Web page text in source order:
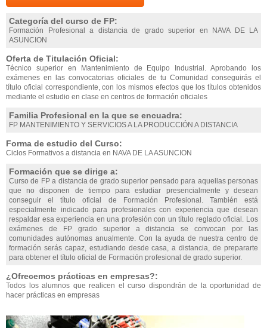
Categoría del curso de FP:
Formación Profesional a distancia de grado superior en NAVA DE LA
ASUNCION
Oferta de Titulación Oficial:
Técnico superior en Mantenimiento de Equipo Industrial. Aprobando los
exámenes en las convocatorias oficiales de tu Comunidad conseguirás el
título oficial correspondiente, con los mismos efectos que los títulos obtenidos
mediante el estudio en clase en centros de formación oficiales
Familia Profesional en la que se encuadra:
FP MANTENIMIENTO Y SERVICIOS A LA PRODUCCIÓN A DISTANCIA
Forma de estudio del Curso:
Ciclos Formativos a distancia en NAVA DE LA ASUNCION
Formación que se dirige a:
Curso de FP a distancia de grado superior pensado para aquellas personas
que no disponen de tiempo para estudiar presencialmente y desean
conseguir el título oficial de Formación Profesional. También está
especialmente indicado para profesionales con experiencia que desean
respaldar esa experiencia en una profesión con un título reglado oficial. Los
exámenes de FP grado superior a distancia se convocan por las
comunidades autónomas anualmente. Con la ayuda de nuestra centro de
formación serás capaz, estudiando desde casa, a distancia, de prepararte
para obtener el título oficial de Formación profesional de grado superior.
¿Ofrecemos prácticas en empresas?:
Todos los alumnos que realicen el curso dispondrán de la oportunidad de
hacer prácticas en empresas